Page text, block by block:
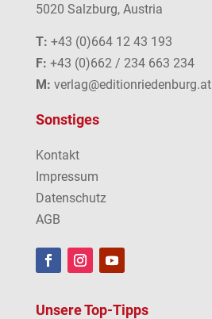
5020 Salzburg, Austria
T: +43 (0)664 12 43 193
F: +43 (0)662 / 234 663 234
M: verlag@editionriedenburg.at
Sonstiges
Kontakt
Impressum
Datenschutz
AGB
Unsere Top-Tipps